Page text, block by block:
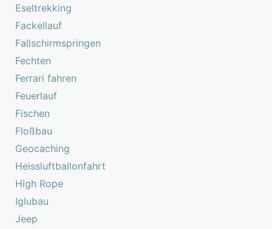
Eseltrekking
Fackellauf
Fallschirmspringen
Fechten
Ferrari fahren
Feuerlauf
Fischen
Floßbau
Geocaching
Heissluftballonfahrt
High Rope
Iglubau
Jeep